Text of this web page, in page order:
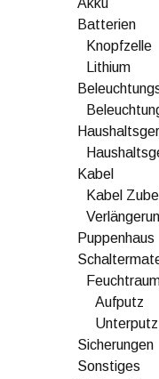
Akku
Batterien
Knopfzelle
Lithium
Kabel
Kabel
Puppenhaus
Aufputz
Unterputz
Sicherungen
Sonstiges